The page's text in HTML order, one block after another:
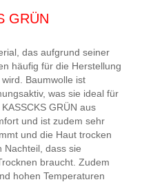
GRÜN
das aufgrund seiner
häufig für die Herstellung
Baumwolle ist
was sie ideal für
GRÜN aus
und ist zudem sehr
und die Haut trocken
Nachteil, dass sie
braucht. Zudem
hohen Temperaturen